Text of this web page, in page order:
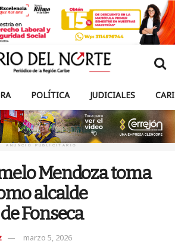
POLÍTICA JUDICIALES
ANUNCIO PUBLICITARIO
Mendoza toma
alcalde
Fonseca
marzo 5, 2026